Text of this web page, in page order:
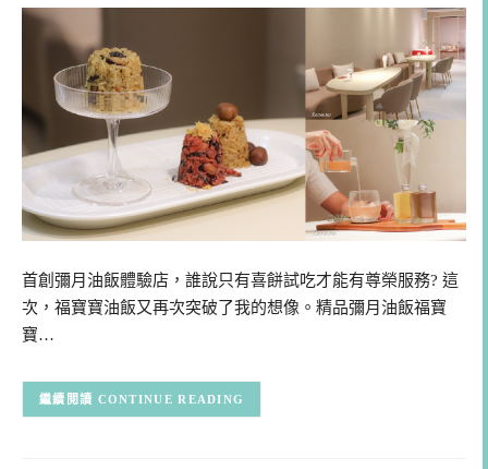
首創彌月油飯體驗店，誰說只有喜餅試吃才能有尊榮服務? 這
次，福寶寶油飯又再次突破了我的想像。精品彌月油飯福寶
寶…
CONTINUE READING